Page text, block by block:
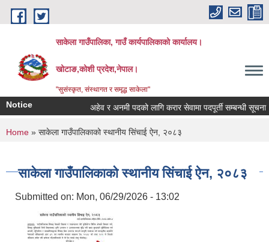
Skip to main content
साकेला गाउँपालिका, गाउँ कार्यपालिकाको कार्यालय।
खोटाङ,कोशी प्रदेश,नेपाल।
"सुसंस्कृत, संस्थागत र समृद्ध साकेला"
Notice अहेव र अनमी पदको लागि करार सेवामा पदपूर्ती सम्बन्धी सूचना
You are here
Home » साकेला गाउँपालिकाको स्थानीय सिंचाई ऐन, २०८३
साकेला गाउँपालिकाको स्थानीय सिंचाई ऐन, २०८३
Submitted on: Mon, 06/29/2026 - 13:02